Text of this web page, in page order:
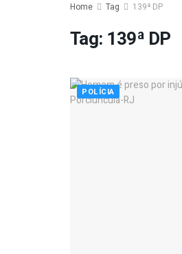
Home Tag 139ª DP
Tag: 139ª DP
POLÍCIA